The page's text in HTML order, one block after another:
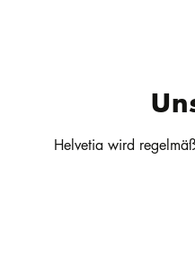
Helvetia wird